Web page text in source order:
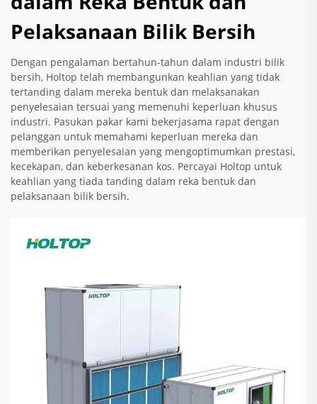
Pelaksanaan Bilik Bersih
Dengan pengalaman bertahun-tahun dalam industri bilik
bersih, Holtop telah membangunkan keahlian yang tidak
tertanding dalam mereka bentuk dan melaksanakan
penyelesaian tersuai yang memenuhi keperluan khusus
industri. Pasukan pakar kami bekerjasama rapat dengan
pelanggan untuk memahami keperluan mereka dan
memberikan penyelesaian yang mengoptimumkan prestasi,
kecekapan, dan keberkesanan kos. Percayai Holtop untuk
keahlian yang tiada tanding dalam reka bentuk dan
pelaksanaan bilik bersih.